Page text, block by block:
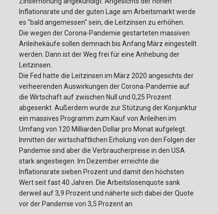
Inflationsrate und der guten Lage am Arbeitsmarkt werde
es "bald angemessen" sein, die Leitzinsen zu erhöhen.
Die wegen der Corona-Pandemie gestarteten massiven
Anleihekäufe sollen demnach bis Anfang März eingestellt
werden. Dann ist der Weg frei für eine Anhebung der
Leitzinsen.
Die Fed hatte die Leitzinsen im März 2020 angesichts der
verheerenden Auswirkungen der Corona-Pandemie auf
die Wirtschaft auf zwischen Null und 0,25 Prozent
abgesenkt. Außerdem wurde zur Stützung der Konjunktur
ein massives Programm zum Kauf von Anleihen im
Umfang von 120 Milliarden Dollar pro Monat aufgelegt.
Inmitten der wirtschaftlichen Erholung von den Folgen der
Pandemie sind aber die Verbraucherpreise in den USA
stark angestiegen. Im Dezember erreichte die
Inflationsrate sieben Prozent und damit den höchsten
Wert seit fast 40 Jahren. Die Arbeitslosenquote sank
derweil auf 3,9 Prozent und näherte sich dabei der Quote
vor der Pandemie von 3,5 Prozent an.